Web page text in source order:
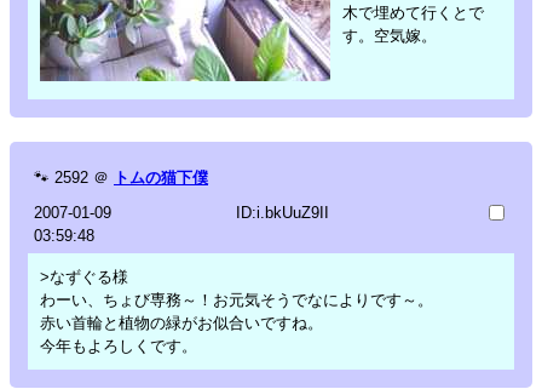
木で埋めて行くとで
す。空気嫁。
🐾 2592 ＠ トムの猫下僕
2007-01-09
03:59:48
ID:i.bkUuZ9II
>なずぐる様
わーい、ちょび専務～！お元気そうでなによりです～。
赤い首輪と植物の緑がお似合いですね。
今年もよろしくです。